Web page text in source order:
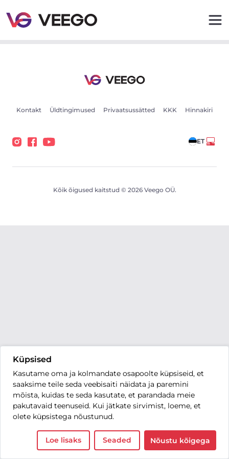
Küpsised
Kasutame oma ja kolmandate osapoolte küpsiseid, et
saaksime teile seda veebisaiti näidata ja paremini
mõista, kuidas te seda kasutate, et parandada meie
pakutavaid teenuseid. Kui jätkate sirvimist, loeme, et
olete küpsistega nõustunud.
Loe lisaks Seaded Nõustu kõigega
Kontakt Üldtingimused Privaatsussätted KKK Hinnakiri
ET
Kõik õigused kaitstud © 2026 Veego OÜ.